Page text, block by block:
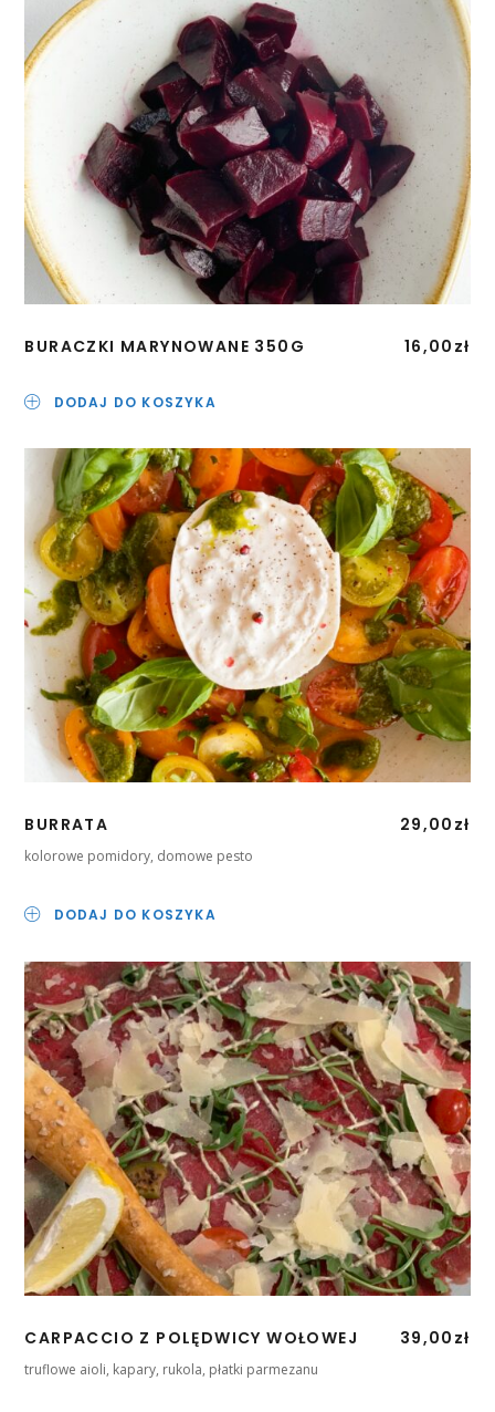
BURACZKI MARYNOWANE 350G 16,00 zł
DODAJ DO KOSZYKA
BURRATA 29,00 zł
kolorowe pomidory, domowe pesto
DODAJ DO KOSZYKA
CARPACCIO Z POLĘDWICY WOŁOWEJ 39,00 zł
truflowe aioli, kapary, rukola, płatki parmezanu